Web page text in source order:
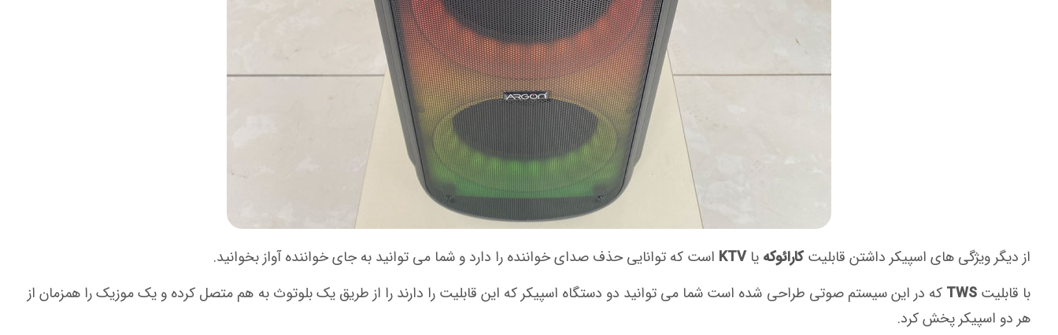
از دیگر ویژگی های اسپیکر داشتن قابلیتکارائوکه یاKTV است که توانایی حذف صدای خواننده را دارد و شما می توانید به جای خواننده آواز بخوانید.
با قابلیتTWS که در این سیستم صوتی طراحی شده است شما می توانید دو دستگاه اسپیکر که این قابلیت را دارند را از طریق یک بلوتوث به هم متصل کرده و یک موزیک را همزمان از
هر دو اسپیکر پخش کرد.